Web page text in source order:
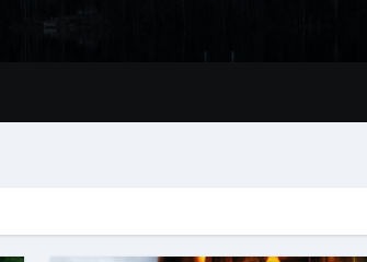
Gunung Bromo